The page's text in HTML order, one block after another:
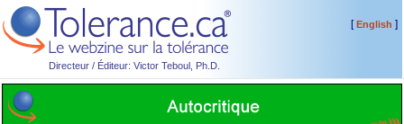
Directeur / Éditeur: Victor Teboul, Ph.D.
[English ]